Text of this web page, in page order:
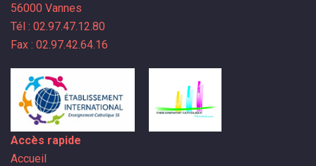
56000 Vannes
Tél : 02.97.47.12.80
Fax : 02.97.42.64.16
Accès rapide
Accueil